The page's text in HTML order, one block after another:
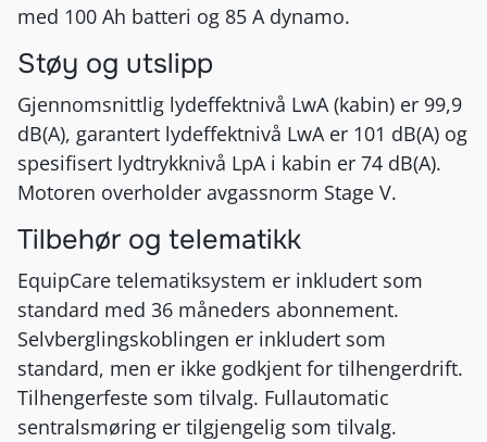
med 100 Ah batteri og 85 A dynamo.
Støy og utslipp
Gjennomsnittlig lydeffektnivå LwA (kabin) er 99,9
dB(A), garantert lydeffektnivå LwA er 101 dB(A) og
spesifisert lydtrykknivå LpA i kabin er 74 dB(A).
Motoren overholder avgassnorm Stage V.
Tilbehør og telematikk
EquipCare telematiksystem er inkludert som
standard med 36 måneders abonnement.
Selvberglingskoblingen er inkludert som
standard, men er ikke godkjent for tilhengerdrift.
Tilhengerfeste som tilvalg. Fullautomatic
sentralsmøring er tilgjengelig som tilvalg.